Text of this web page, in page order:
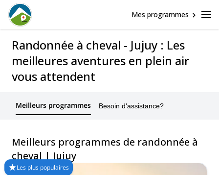
Mes programmes
Randonnée à cheval - Jujuy : Les
meilleures aventures en plein air
vous attendent
Meilleurs programmes Besoin d'assistance?
Meilleurs programmes de randonnée à
cheval | Jujuy
Les plus populaires